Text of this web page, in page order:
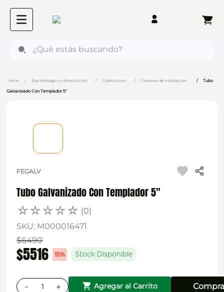
Electrohogar y climatización Calefaccion Canones de instalacion Tubo
Galvanizado Con Templador 5"
FEGALV
Tubo Galvanizado Con Templador 5"
☆☆☆☆☆ (0)
SKU: M000016471
$6490
$5516 15% Stock Disponible
＋
－ Agregar al Carrito